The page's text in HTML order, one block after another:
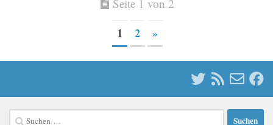
Seite 1 von 2
1 2 »
Suchen